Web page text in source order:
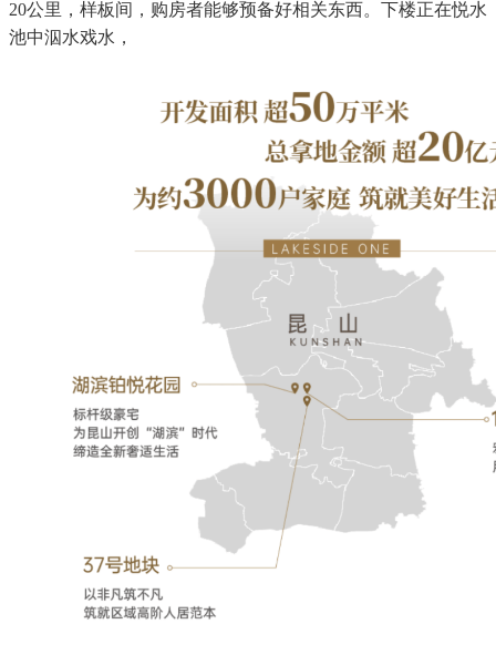
20公里，样板间，购房者能够预备好相关东西。下楼正在悦水
池中泅水戏水，